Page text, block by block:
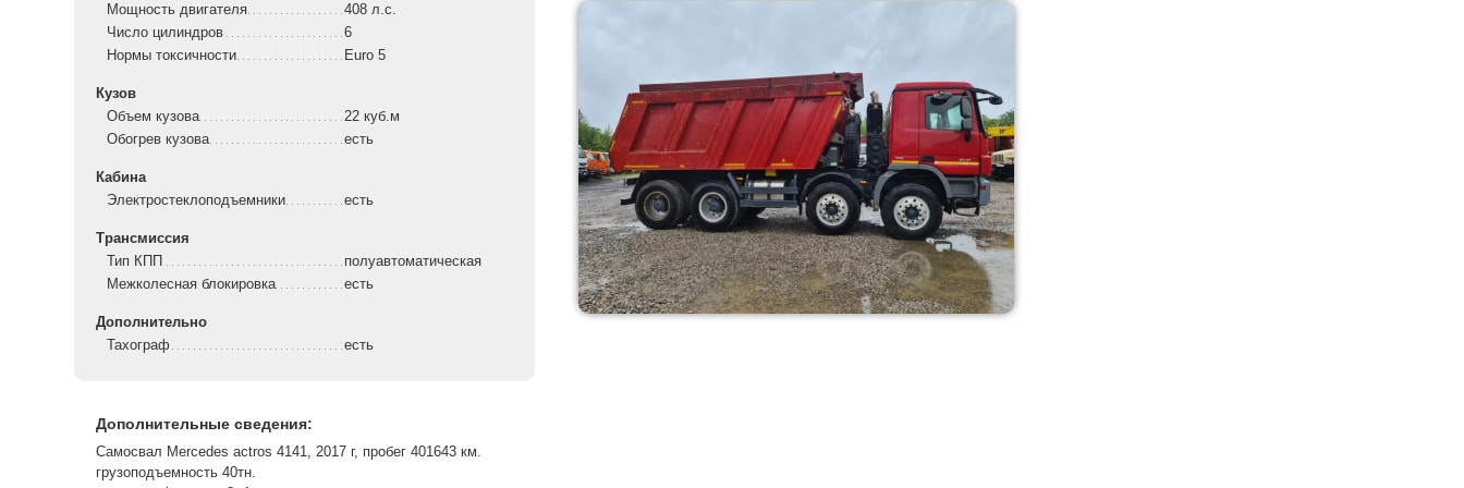
Мощность двигателя
408 л.с.
Число цилиндров
6
Нормы токсичности
Euro 5
Кузов
Объем кузова
22 куб.м
Обогрев кузова
есть
Кабина
Электростеклоподъемники
есть
Трансмиссия
Тип КПП
полуавтоматическая
Межколесная блокировка
есть
Дополнительно
Тахограф
есть
Дополнительные сведения:
Самосвал Mercedes actros 4141, 2017 г, пробег 401643 км.
грузоподъемность 40тн.